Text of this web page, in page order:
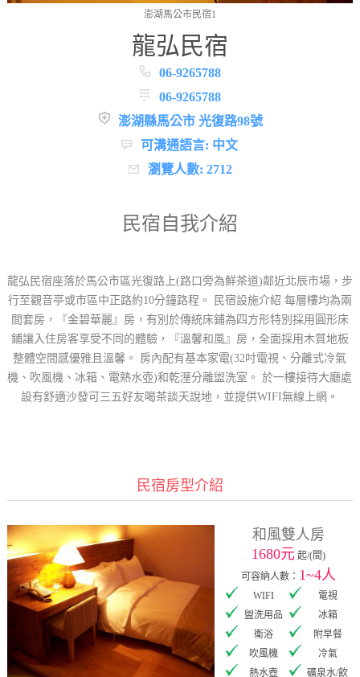
澎湖馬公市民宿1
龍弘民宿
06-9265788
06-9265788
澎湖縣馬公市 光復路98號
可溝通語言: 中文
瀏覽人數: 2712
民宿自我介紹
龍弘民宿座落於馬公市區光復路上(路口旁為鮮茶道)鄰近北辰市場，步
行至觀音亭或市區中正路約10分鐘路程。 民宿設施介紹 每層樓均為兩
間套房，『金碧華麗』房，有別於傳統床鋪為四方形特別採用圓形床
鋪讓入住房客享受不同的體驗，『溫馨和風』房，全面採用木質地板
整體空間感優雅且溫馨。 房內配有基本家電(32吋電視、分離式冷氣
機、吹風機、冰箱、電熱水壺)和乾溼分離盥洗室。 於一樓接待大廳處
設有舒適沙發可三五好友喝茶談天說地，並提供WIFI無線上網。
民宿房型介紹
和風雙人房
1680元 起/(間)
可容納人數： 1~4人
WIFI
電視
盥洗用品
冰箱
衛浴
附早餐
吹風機
冷氣
熱水壺
礦泉水/飲